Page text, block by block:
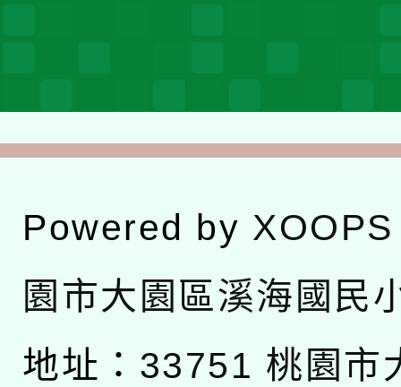
Powered by XOOPS
園市大園區溪海國民
地址： 33751 桃園市